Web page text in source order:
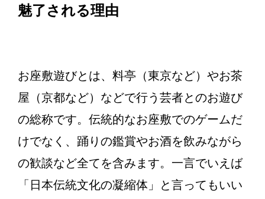
魅了される理由
お座敷遊びとは、料亭（東京など）やお茶
屋（京都など）などで行う芸者とのお遊び
の総称です。伝統的なお座敷でのゲームだ
けでなく、踊りの鑑賞やお酒を飲みながら
の歓談など全てを含みます。一言でいえば
「日本伝統文化の凝縮体」と言ってもいい